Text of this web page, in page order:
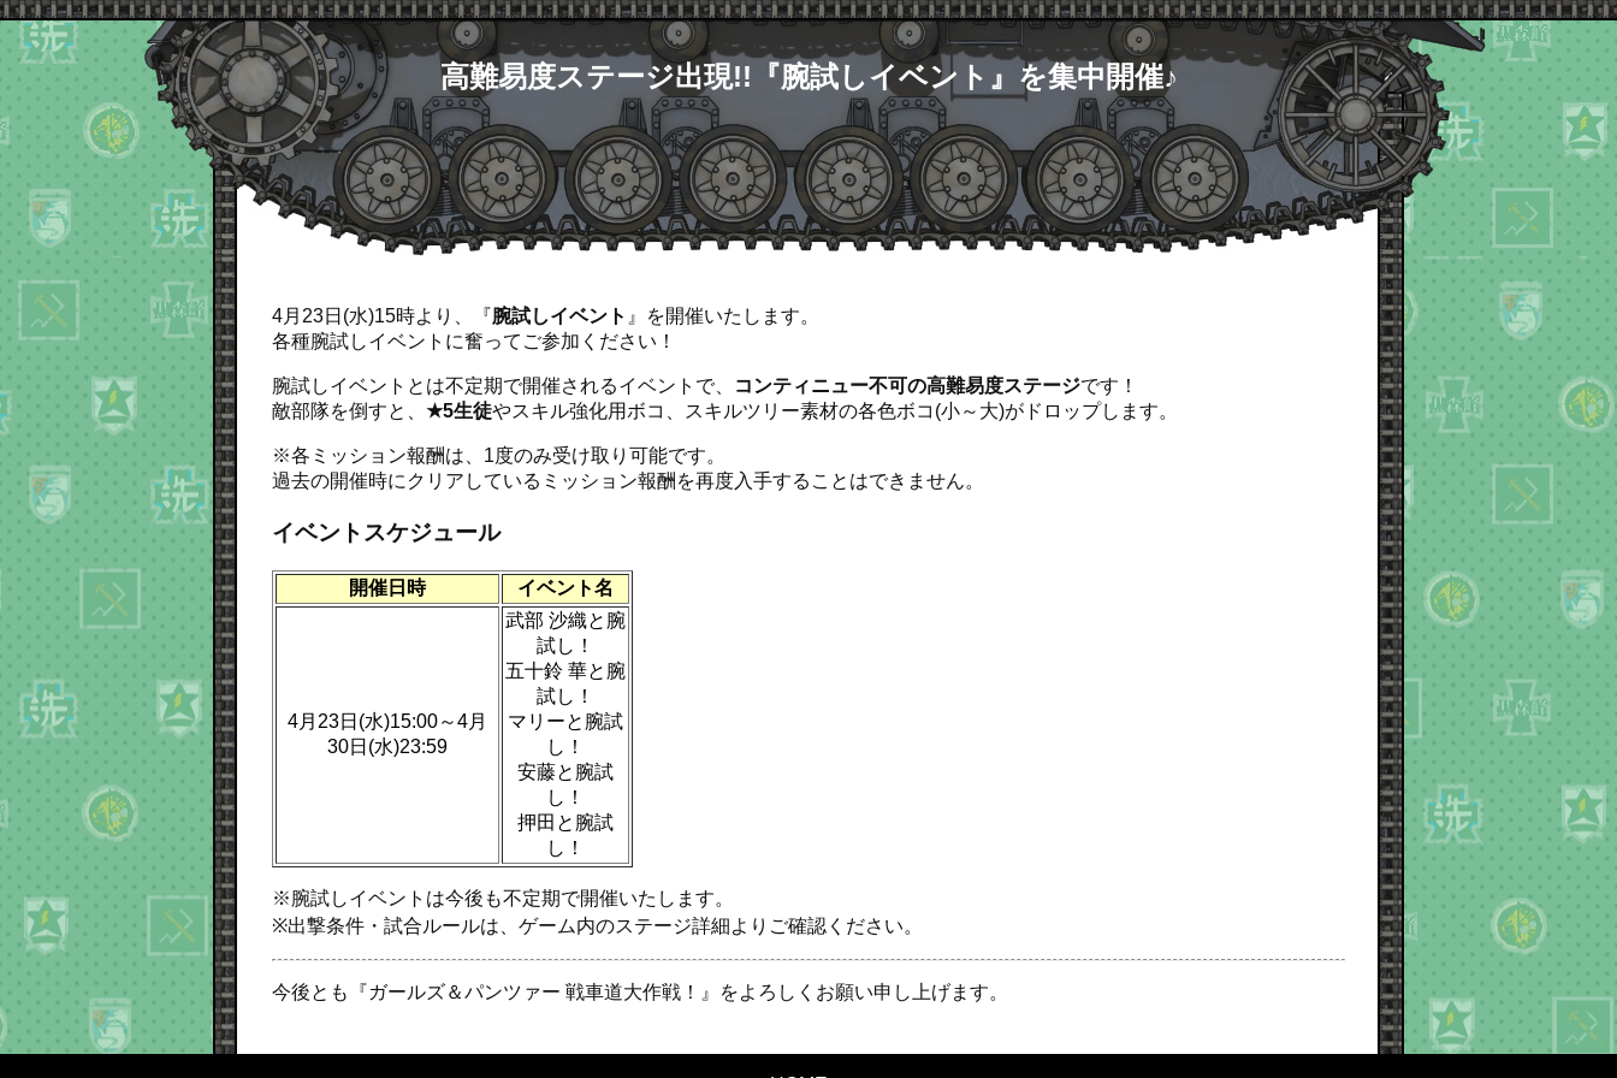
高難易度ステージ出現!!『腕試しイベント』を集中開催♪
4月23日(水)15時より、『腕試しイベント 』を開催いたします。
各種腕試しイベントに奮ってご参加ください！
腕試しイベントとは不定期で開催されるイベントで、 コンティニュー不可の高難易度ステージです！
敵部隊を倒すと、 ★5生徒やスキル強化用ボコ、スキルツリー素材の各色ボコ(小～大)がドロップします。
※各ミッション報酬は、1度のみ受け取り可能です。
過去の開催時にクリアしているミッション報酬を再度入手することはできません。
イベントスケジュール
開催日時 イベント名
4月23日(水)15:00～4月
30日(水)23:59
武部 沙織と腕
試し！
五十鈴 華と腕
試し！
マリーと腕試
し！
安藤と腕試
し！
押田と腕試
し！
※腕試しイベントは今後も不定期で開催いたします。
※出撃条件・試合ルールは、ゲーム内のステージ詳細よりご確認ください。
今後とも『ガールズ＆パンツァー 戦車道大作戦！』をよろしくお願い申し上げます。